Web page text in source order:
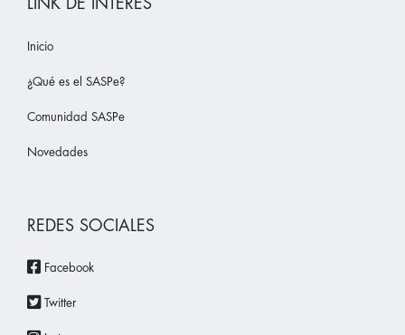
LINK DE INTERÉS
Inicio
¿Qué es el SASPe?
Comunidad SASPe
Novedades
REDES SOCIALES
Facebook
Twitter